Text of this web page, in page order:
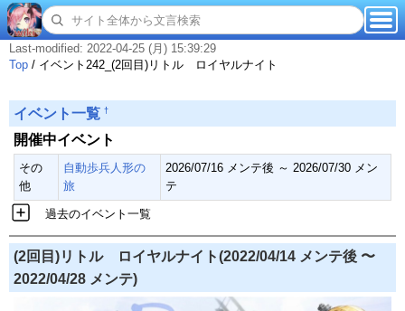
Last-modified: 2022-04-25 (月) 15:39:29
Top / イベント242_(2回目)リトル ロイヤルナイト
イベント一覧 †
開催中イベント
その
他
自動歩兵人形の
旅
2026/07/16 メンテ後 ～ 2026/07/30 メン
テ
過去のイベント一覧
(2回目)リトル ロイヤルナイト(2022/04/14 メンテ後 〜
2022/04/28 メンテ)